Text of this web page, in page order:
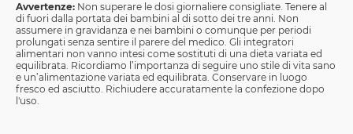
Avvertenze: Non superare le dosi giornaliere consigliate. Tenere al
di fuori dalla portata dei bambini al di sotto dei tre anni. Non
assumere in gravidanza e nei bambini o comunque per periodi
prolungati senza sentire il parere del medico. Gli integratori
alimentari non vanno intesi come sostituti di una dieta variata ed
equilibrata. Ricordiamo l’importanza di seguire uno stile di vita sano
e un’alimentazione variata ed equilibrata. Conservare in luogo
fresco ed asciutto. Richiudere accuratamente la confezione dopo
l'uso.